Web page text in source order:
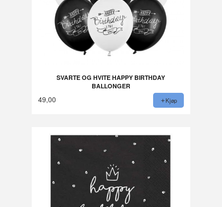
SVARTE OG HVITE HAPPY BIRTHDAY
BALLONGER
49,00 Kjøp